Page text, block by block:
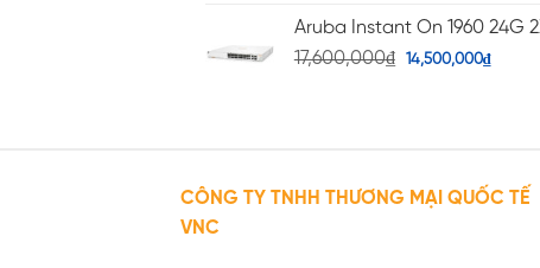
Aruba Instant On 1960 24G
17,600,000₫ 14,500,000₫
CÔNG TY TNHH THƯƠNG MẠI QUỐC TẾ
VNC